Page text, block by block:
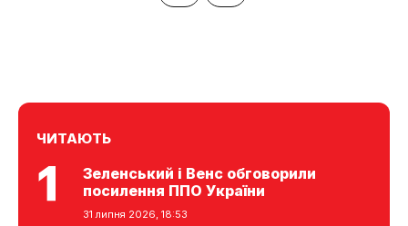
ЧИТАЮТЬ
Зеленський і Венс обговорили
посилення ППО України
31 липня 2026, 18:53